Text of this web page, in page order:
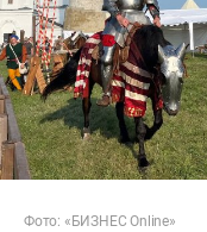
Фото: «БИЗНЕС Online»